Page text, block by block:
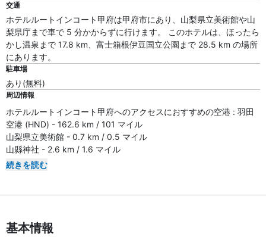
交通
ホテルルートインコート甲府は甲府市にあり、山梨県立美術館や山
梨県庁まで車で 5 分かからずに行けます。 このホテルは、ほったら
かし温泉まで 17.8 km、富士箱根伊豆国立公園まで 28.5 km の場所
にあります。
駐車場
あり(無料)
周辺情報
ホテルルートインコート甲府へのアクセスにおすすめの空港 : 羽田
空港 (HND) - 162.6 km / 101 マイル
山梨県立美術館 - 0.7 km / 0.5 マイル
山縣神社 - 2.6 km / 1.6 マイル
続きを読む
基本情報